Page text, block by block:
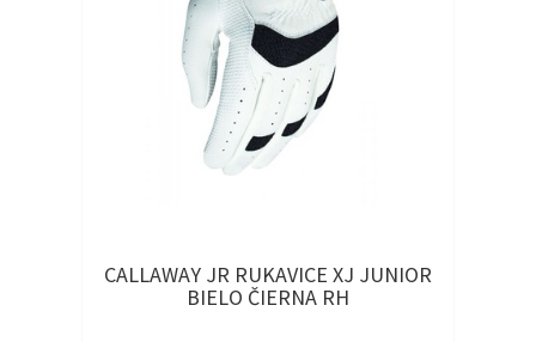
CALLAWAY JR RUKAVICE XJ JUNIOR
BIELO ČIERNA RH